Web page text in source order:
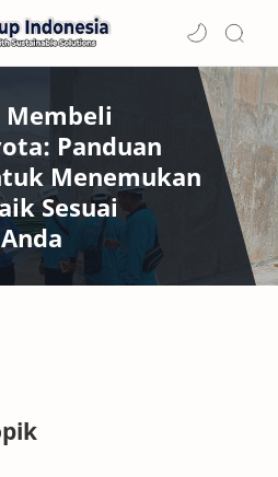
Membeli
Panduan
Menemukan
Sesuai